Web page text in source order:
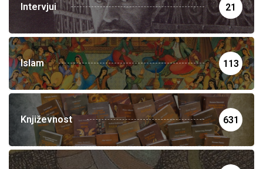
Intervjui 21
Islam 113
Književnost 631